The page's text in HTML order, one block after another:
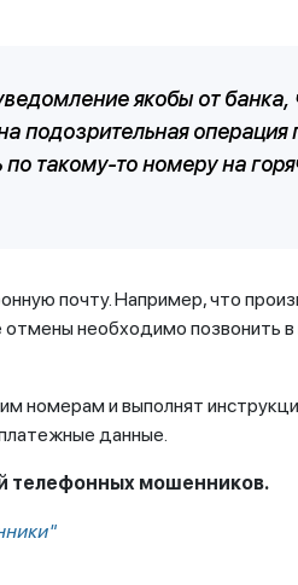
якобы от банка,
подозрительная операция
такому-то номеру на
почту. Например, что
необходимо позвонить
номерам и выполнят
данные.
телефонных мошенников.